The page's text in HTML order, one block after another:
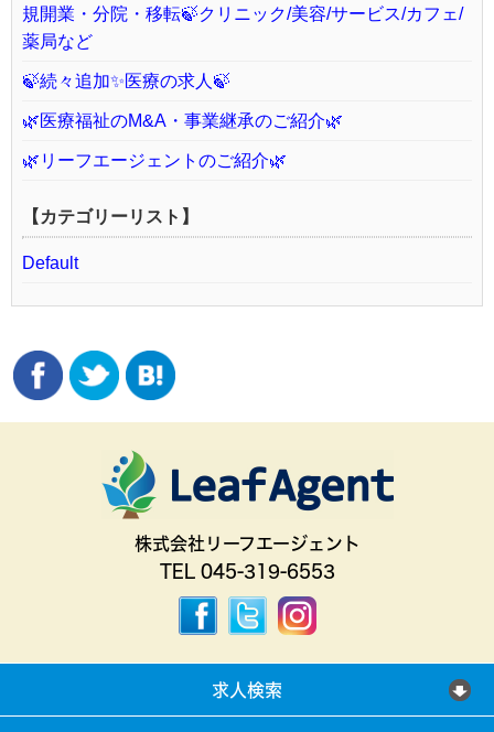
規開業・分院・移転🍃クリニック/美容/サービス/カフェ/
薬局など
🍃続々追加✨医療の求人🍃
🌿医療福祉のM&A・事業継承のご紹介🌿
🌿リーフエージェントのご紹介🌿
【カテゴリーリスト】
Default
株式会社リーフエージェント
TEL 045-319-6553
求人検索